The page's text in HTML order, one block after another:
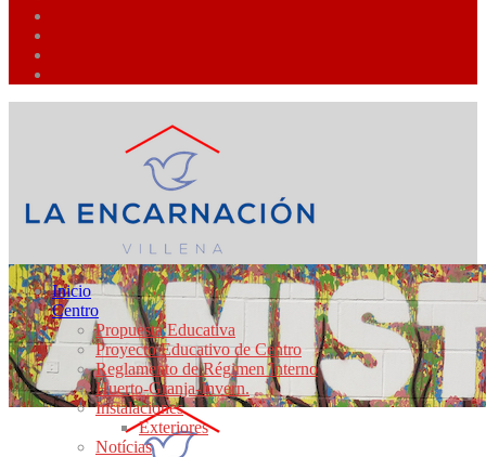
Inicio
Centro
Propuesta Educativa
Proyecto Educativo de Centro
Reglamento de Régimen Interno
Huerto-Granja-Invern.
Instalaciones
Exteriores
Notícias